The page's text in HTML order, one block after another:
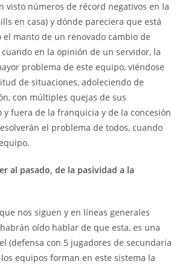
visto números de récord negativos en la
en casa) y dónde pareciera que está
manto de un renovado cambio de
en la opinión de un servidor, la
problema de este equipo, viéndose
de situaciones, adoleciendo de
con múltiples quejas de sus
fuera de la franquicia y de la concesión
el problema de todos, cuando
al pasado, de la pasividad a la
nos siguen y en líneas generales
oído hablar de que esta, es una
(defensa con 5 jugadores de secundaria
equipos forman en este sistema la